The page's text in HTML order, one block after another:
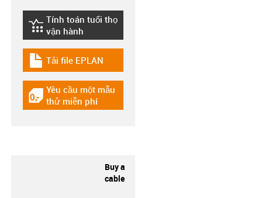
igus-icon-lebensdauerrechner
Tính toán tuổi thọ
vận hành
igus-icon-download-plan
Tải file EPLAN
igus-icon-gratismuster
Yêu cầu một mẫu
thử miễn phí
Buy a
cable